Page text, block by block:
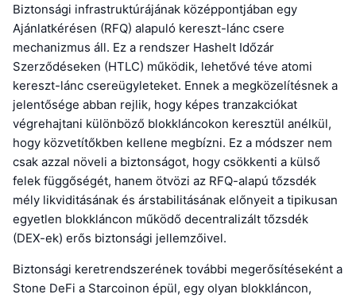
Biztonsági infrastruktúrájának középpontjában egy
Ajánlatkérésen (RFQ) alapuló kereszt-lánc csere
mechanizmus áll. Ez a rendszer Hashelt Időzár
Szerződéseken (HTLC) működik, lehetővé téve atomi
kereszt-lánc csereügyleteket. Ennek a megközelítésnek a
jelentősége abban rejlik, hogy képes tranzakciókat
végrehajtani különböző blokkláncokon keresztül anélkül,
hogy közvetítőkben kellene megbízni. Ez a módszer nem
csak azzal növeli a biztonságot, hogy csökkenti a külső
felek függőségét, hanem ötvözi az RFQ-alapú tőzsdék
mély likviditásának és árstabilitásának előnyeit a tipikusan
egyetlen blokkláncon működő decentralizált tőzsdék
(DEX-ek) erős biztonsági jellemzőivel.
Biztonsági keretrendszerének további megerősítéseként a
Stone DeFi a Starcoinon épül, egy olyan blokkláncon,